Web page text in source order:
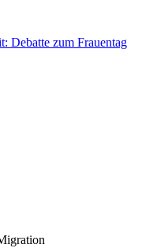
Debatte zum Frauentag